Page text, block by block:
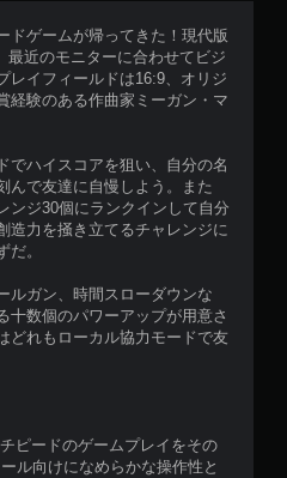
ドゲームが帰ってきた！現代版
最近のモニターに合わせてビジ
レイフィールドは16:9、オリジ
経験のある作曲家ミーガン・マ
でハイスコアを狙い、自分の名
んで友達に自慢しよう。また
ンジ30個にランクインして自分
造力を掻き立てるチャレンジに
だ。
ルガン、時間スローダウンな
十数個のパワーアップが用意さ
どれもローカル協力モードで友
ピードのゲームプレイをその
ル向けになめらかな操作性と